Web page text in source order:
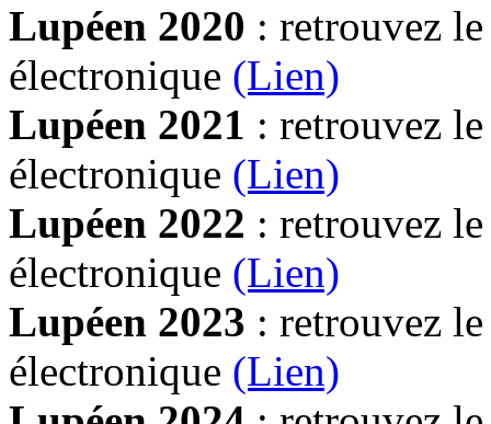
Lupéen 2020 : retrouvez
électronique (Lien)
Lupéen 2021 : retrouvez
électronique (Lien)
Lupéen 2022 : retrouvez
électronique (Lien)
Lupéen 2023 : retrouvez
électronique (Lien)